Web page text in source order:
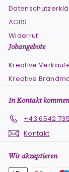
AGBS
Widerruf
Jobangebote
Kreative
Kreative
In Kontakt kommen
+43 6542
Kontakt
Wir akzeptieren